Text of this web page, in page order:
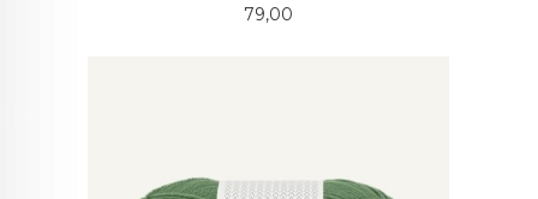
Pris
79,00